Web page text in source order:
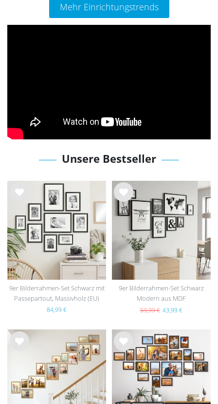
Mehr Einrichtungstrends
Unsere Bestseller
hlist
e
9er Bilderrahmen-Set Schwarz mit
Passepartout, Massivholz (EU)
84,99 €
Wu
nsc
9er Bilderrahmen-Set Schwarz
Modern aus MDF
59,99 € 43,99 €
e
Wu
nsc
hlist